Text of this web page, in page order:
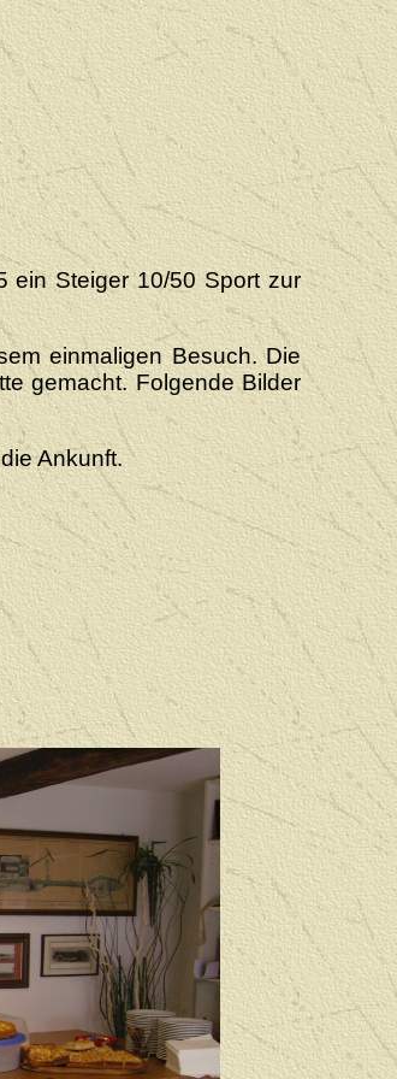
ein Steiger 10/50 Sport zur
einmaligenBesuch. Die
gemacht. Folgende Bilder
Ankunft.